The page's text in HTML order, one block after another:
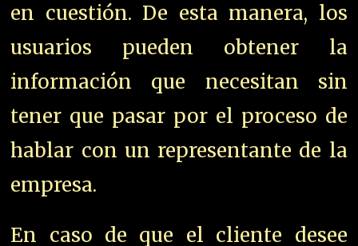
en cuestión. De esta manera, los
usuarios pueden obtener la
información que necesitan sin
tener que pasar por el proceso de
hablar con un representante de la
empresa.
En caso de que el cliente desee